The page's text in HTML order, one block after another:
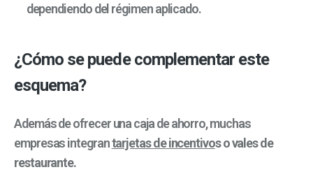
dependiendo del régimen aplicado.
¿Cómo se puede complementar este
esquema?
Además de ofrecer una caja de ahorro, muchas
empresas integrantarjetas deincentivos o vales de
restaurante.